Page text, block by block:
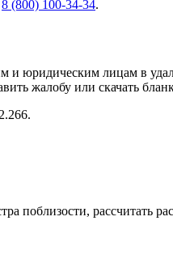
8 (800) 100-34-34.
и юридическим лицам в
жалобу или скачать
.
поблизости, рассчитать